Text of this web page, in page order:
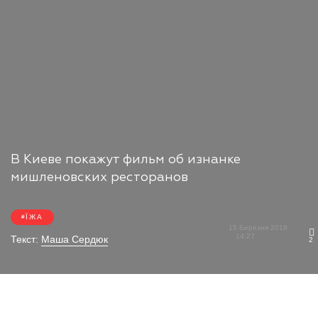
В Киеве покажут фильм об изнанке
мишленовских ресторанов
ЇЖА
Текст: Маша Сердюк
15 Березня 2018
14:27
2